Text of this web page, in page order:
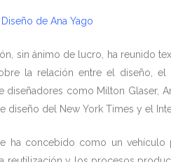
de Ana Yago
sin ánimo de lucro, ha reunido
la relación entre el diseño,
diseñadores como Milton Glaser,
diseño del New York Times y el
ha concebido como un vehículo